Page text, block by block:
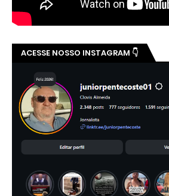
ACESSE NOSSO INSTAGRAM 👇